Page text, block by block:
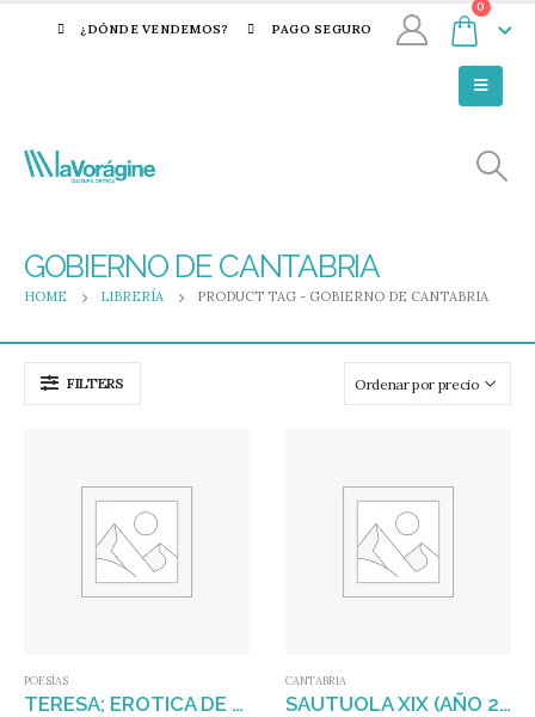
¿DÓNDE VENDEMOS? PAGO SEGURO
0
GOBIERNO DE CANTABRIA
HOME LIBRERÍA PRODUCT TAG - GOBIERNO DE CANTABRIA
FILTERS
POESÍAS
TERESA; EROTICA DE LA LUZ (CATALOGO)
CANTABRIA
SAUTUOLA XIX (AÑO 2014)